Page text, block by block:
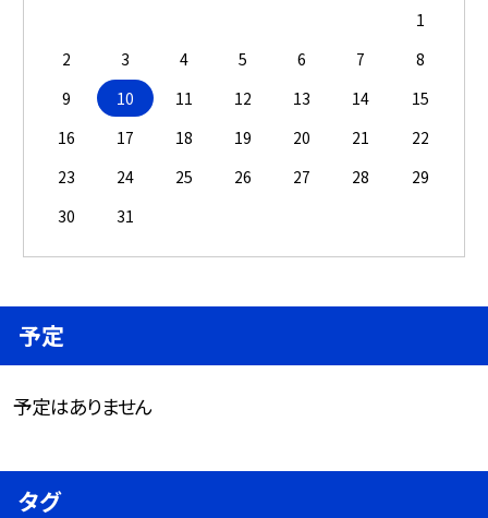
1
2
3 4 5 6 7
8
9
10 11 12 13 14
15
16
17 18 19 20 21
22
23
24 25 26 27 28
29
30
31
予定
予定はありません
タグ